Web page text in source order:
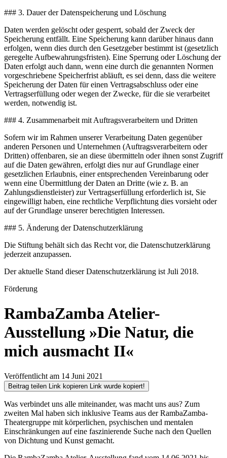
### 3. Dauer der Datenspeicherung und Löschung
Daten werden gelöscht oder gesperrt, sobald der Zweck der
Speicherung entfällt. Eine Speicherung kann darüber hinaus dann
erfolgen, wenn dies durch den Gesetzgeber bestimmt ist (gesetzlich
geregelte Aufbewahrungsfristen). Eine Sperrung oder Löschung der
Daten erfolgt auch dann, wenn eine durch die genannten Normen
vorgeschriebene Speicherfrist abläuft, es sei denn, dass die weitere
Speicherung der Daten für einen Vertragsabschluss oder eine
Vertragserfüllung oder wegen der Zwecke, für die sie verarbeitet
werden, notwendig ist.
### 4. Zusammenarbeit mit Auftragsverarbeitern und Dritten
Sofern wir im Rahmen unserer Verarbeitung Daten gegenüber
anderen Personen und Unternehmen (Auftragsverarbeitern oder
Dritten) offenbaren, sie an diese übermitteln oder ihnen sonst Zugriff
auf die Daten gewähren, erfolgt dies nur auf Grundlage einer
gesetzlichen Erlaubnis, einer entsprechenden Vereinbarung oder
wenn eine Übermittlung der Daten an Dritte (wie z. B. an
Zahlungsdienstleister) zur Vertragserfüllung erforderlich ist, Sie
eingewilligt haben, eine rechtliche Verpflichtung dies vorsieht oder
auf der Grundlage unserer berechtigten Interessen.
### 5. Änderung der Datenschutzerklärung
Die Stiftung behält sich das Recht vor, die Datenschutzerklärung
jederzeit anzupassen.
Der aktuelle Stand dieser Datenschutzerklärung ist Juli 2018.
Förderung
RambaZamba Atelier-
Ausstellung »Die Natur, die
mich ausmacht II«
Veröffentlicht am 14 Juni 2021
Beitrag teilen Link kopieren Link wurde kopiert!
Was verbindet uns alle miteinander, was macht uns aus? Zum
zweiten Mal haben sich inklusive Teams aus der RambaZamba-
Theatergruppe mit körperlichen, psychischen und mentalen
Einschränkungen auf eine faszinierende Suche nach den Quellen
von Dichtung und Kunst gemacht.